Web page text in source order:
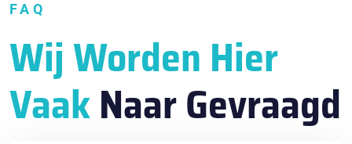
FAQ
Wij Worden Hier
VaakNaar Gevraagd